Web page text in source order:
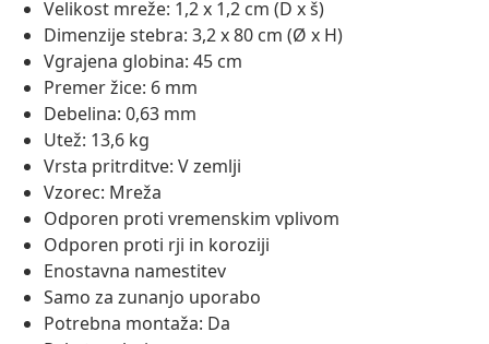
Velikost mreže: 1,2 x 1,2 cm (D x š)
Dimenzije stebra: 3,2 x 80 cm (Ø x H)
Vgrajena globina: 45 cm
Premer žice: 6 mm
Debelina: 0,63 mm
Utež: 13,6 kg
Vrsta pritrditve: V zemlji
Vzorec: Mreža
Odporen proti vremenskim vplivom
Odporen proti rji in koroziji
Enostavna namestitev
Samo za zunanjo uporabo
Potrebna montaža: Da